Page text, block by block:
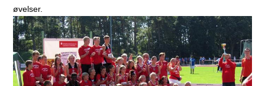
øvelser.